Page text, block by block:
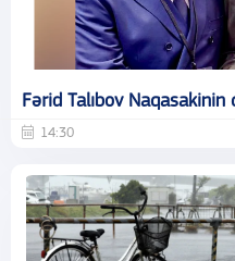
Fərid Talıbov
14:30